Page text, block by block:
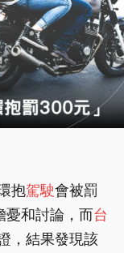
抱駕駛會被罰
憂和討論，而台
，結果發現該